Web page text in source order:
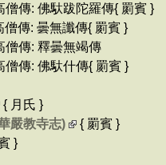
傳: 佛馱跋陀羅傳{ 罽賓 }
傳: 曇無讖傳{ 罽賓 }
傳: 釋曇無竭傳
傳: 佛馱什傳{ 罽賓 }
{ 月氏 }
嚴教寺志)
{ 罽賓 }
}